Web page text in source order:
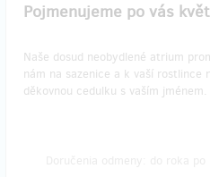
Pojmenujeme po vás
Naše dosud neobydlené atrium
nám na sazenice a k vaší rostlince
děkovnou cedulku s vaším jménem.